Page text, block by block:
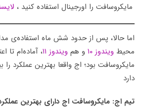
مایکروسافت را اورجینال استفاده کنید ، لایسنس
اما حالا، پس از حدود شش ماه استفاده‌ی
محیط ویندوز ۱۰ و هم ویندوز ۱۱ ، آماده‌ام تا
مایکروسافت بود؛ اج واقعا بهترین عملکرد
دارد
تیم اج: مایکروسافت اج دارای بهترین